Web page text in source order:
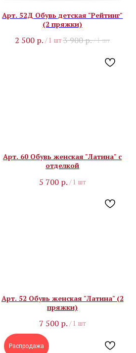
Арт. 52Д Обувь детская "Рейтинг"
(2 пряжки)
2 500 р. / 1 шт3 900р./1 шт
Арт. 60 Обувь женская "Латина" с
отделкой
5 700 р. / 1 шт
Арт. 52 Обувь женская "Латина" (2
пряжки)
7 500 р. / 1 шт
Распродажа